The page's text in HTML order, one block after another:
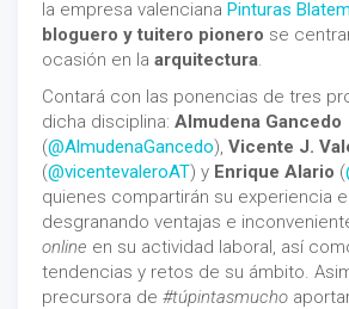
la empresa valenciana Pinturas Blatem
bloguero y tuitero pionero se
ocasión en la arquitectura.
Contará con las ponencias de tres
dicha disciplina: Almudena Gancedo
(@AlmudenaGancedo), Vicente J.
(@vicentevaleroAT) y Enrique Alario (
quienes compartirán su experiencia
desgranando ventajas e
online en su actividad laboral, así
tendencias y retos de su ámbito.
precursora de #túpintasmucho